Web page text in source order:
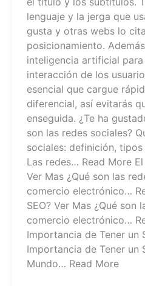
lenguaje y la jerga que
gusta y otras webs lo
posicionamiento.
inteligencia artificial para
interacción de los
esencial que cargue
diferencial, así evitarás
enseguida. ¿Te ha
son las redes sociales?
sociales: definición,
Las redes… Read More
Ver Mas ¿Qué son las
comercio electrónico…
SEO? Ver Mas ¿Qué son
comercio electrónico…
Importancia de Tener un
Importancia de Tener un
Mundo… Read More